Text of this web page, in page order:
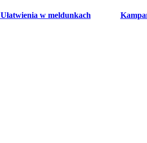
Ułatwienia w meldunkach